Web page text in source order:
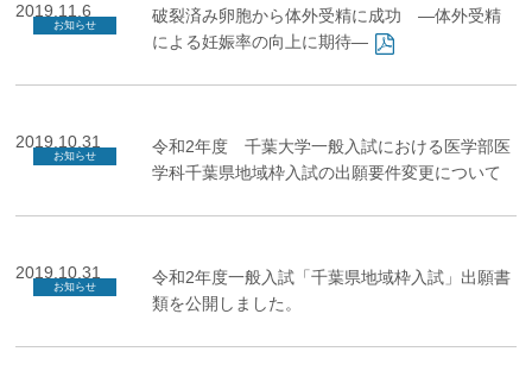
2019.11.6
お知らせ
破裂済み卵胞から体外受精に成功 ―体外受精
による妊娠率の向上に期待―
2019.10.31
お知らせ
令和2年度 千葉大学一般入試における医学部医
学科千葉県地域枠入試の出願要件変更について
2019.10.31
お知らせ
令和2年度一般入試「千葉県地域枠入試」出願書
類を公開しました。